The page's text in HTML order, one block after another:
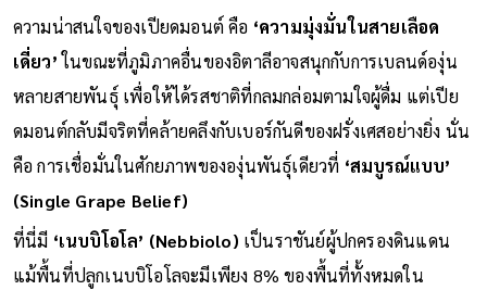
ความน่าสนใจของเปียดมอนต์ คือ ‘ความมุ่งมั่นในสายเลือด
เดี่ยว’ในขณะที่ภูมิภาคอื่นของอิตาลีอาจสนุกกับการเบลนด์องุ่น
หลายสายพันธุ์ เพื่อให้ได้รสชาติที่กลมกล่อมตามใจผู้ดื่ม แต่เปีย
ดมอนต์กลับมีจริตที่คล้ายคลึงกับเบอร์กันดีของฝรั่งเศสอย่างยิ่ง นั่น
คือ การเชื่อมั่นในศักยภาพขององุ่นพันธุ์เดียวที่ ‘สมบูรณ์แบบ’
(Single Grape Belief)
ที่นี่มี ‘เนบบิโอโล’ (Nebbiolo) เป็นราชันย์ผู้ปกครองดินแดน
แม้พื้นที่ปลูกเนบบิโอโลจะมีเพียง 8% ของพื้นที่ทั้งหมดใน